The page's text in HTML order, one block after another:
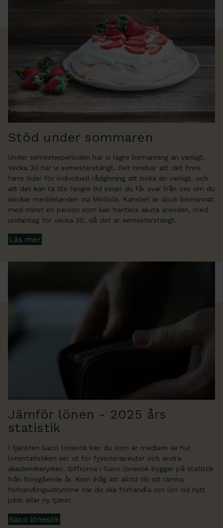
Stöd under sommaren
Under semesterperioden har vi lägre bemanning än vanligt.
Vecka 30 har vi semesterstängt. Det innebär att det finns
färre tider för individuell rådgivning att boka än vanligt, och
att det kan ta lite längre tid innan du får svar från oss om du
skickar meddelanden via MinSida. Kansliet är dock bemannat
med minst en person som kan hantera akuta ärenden, med
undantag för vecka 30, då det är semesterstängt.
Läs mer
Jämför lönen - 2025 års
statistik
I tjänsten Saco lönesök kan du som är medlem se hur
lönestatistiken ser ut för fysioterapeuter och andra
akademikeryrken. Siffrorna i Saco lönesök bygger på statistik
från föregående år. Kom ihåg att alltid till att lämna
förhandlingsutrymme när du ska förhandla om lön vid nytt
jobb eller ny tjänst.
Saco lönesök